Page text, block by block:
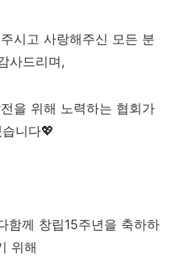
시고 사랑해주신 모든 분
사드리며,
을 위해 노력하는 협회가
니다💖
함께 창립15주년을 축하하
위해